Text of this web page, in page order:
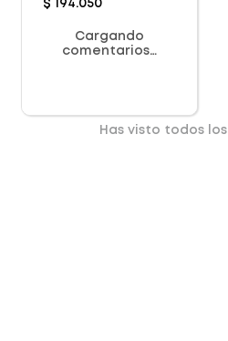
$ 194.050
Cargando
comentarios…
Has visto todos los